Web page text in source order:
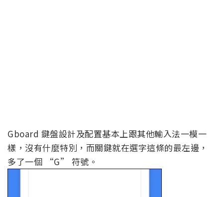
Gboard 鍵盤設計及配置基本上跟其他輸入法一模一
樣，沒有什麼特別，而關鍵就在選字這條的最左邊，
多了一個 “G” 符號。